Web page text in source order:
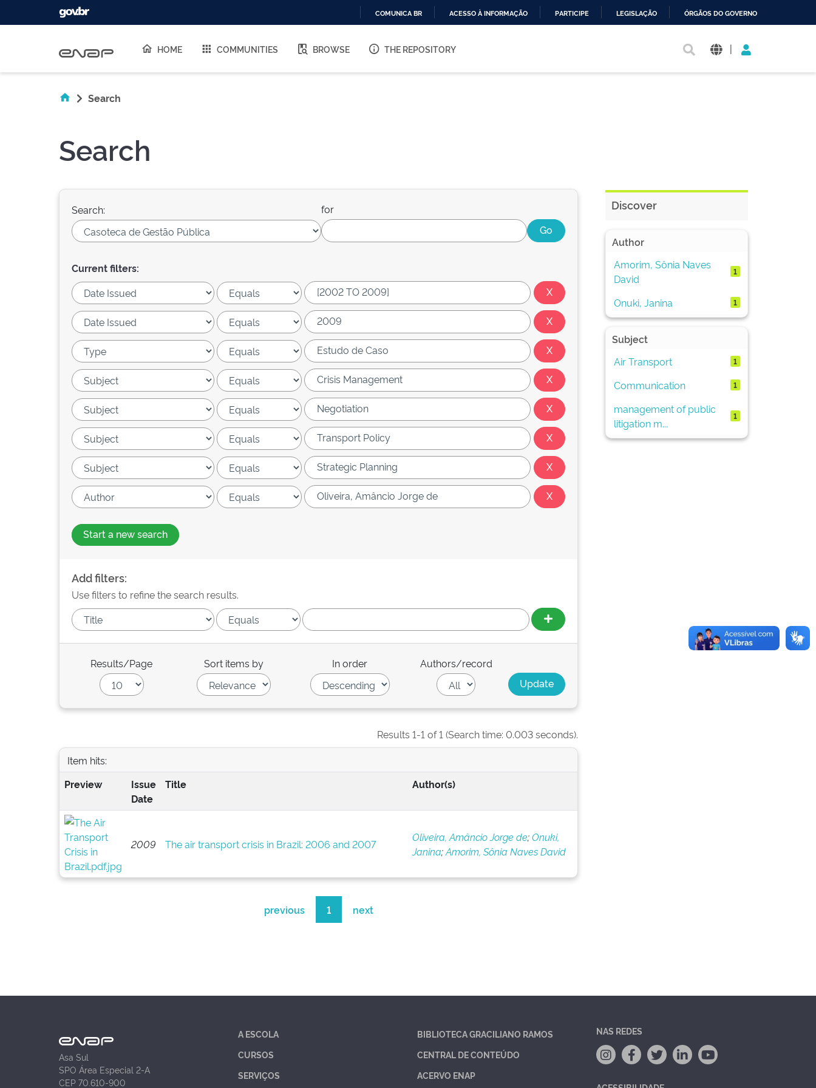
O
COMUNICA BR ACESSO À INFORMAÇÃO PARTICIPE LEGISLAÇÃO ÓRGÃOS DO GOVERNO
HOME COMMUNITIES BROWSE THE REPOSITORY |
Search
Search
Search: for
Current filters:
Start a new search
Add filters:
Use filters to refine the search results.
Results/Page Sort items by In order Authors/record
Results 1-1 of 1 (Search time: 0.003 seconds).
Item hits:
Preview
Issue
Date
Title Author(s)
2009 The air transport crisis in Brazil: 2006 and 2007
Oliveira, Amâncio Jorge de;Onuki,
Janina;Amorim, Sônia Naves David
previous 1 next
Discover
Author
Amorim, Sônia Naves
David
1
Onuki, Janina 1
Subject
Air Transport
1
Communication 1
management of public
litigation m...
1
Asa Sul
SPO Área Especial 2-A
CEP 70.610-900
A ESCOLA
CURSOS
SERVIÇOS
BIBLIOTECA GRACILIANO RAMOS
CENTRAL DE CONTEÚDO
ACERVO ENAP
NAS REDES